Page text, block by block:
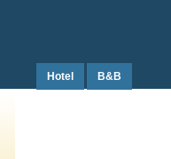
Hotel B&B